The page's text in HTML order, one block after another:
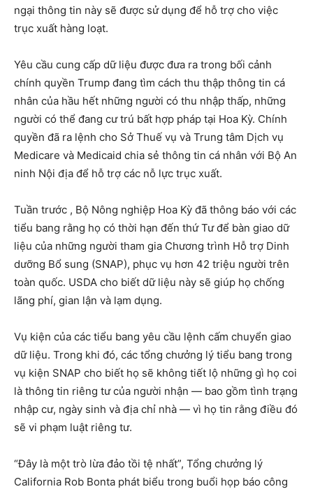
ngại thông tin này sẽ được sử dụng để hỗ trợ cho việc
trục xuất hàng loạt.
Yêu cầu cung cấp dữ liệu được đưa ra trong bối cảnh
chính quyền Trump đang tìm cách thu thập thông tin cá
nhân của hầu hết những người có thu nhập thấp, những
người có thể đang cư trú bất hợp pháp tại Hoa Kỳ. Chính
quyền đã ra lệnh cho Sở Thuế vụ và Trung tâm Dịch vụ
Medicare và Medicaid chia sẻ thông tin cá nhân với Bộ An
ninh Nội địa để hỗ trợ các nỗ lực trục xuất.
Tuần trước , Bộ Nông nghiệp Hoa Kỳ đã thông báo với các
tiểu bang rằng họ có thời hạn đến thứ Tư để bàn giao dữ
liệu của những người tham gia Chương trình Hỗ trợ Dinh
dưỡng Bổ sung (SNAP), phục vụ hơn 42 triệu người trên
toàn quốc. USDA cho biết dữ liệu này sẽ giúp họ chống
lãng phí, gian lận và lạm dụng.
Vụ kiện của các tiểu bang yêu cầu lệnh cấm chuyển giao
dữ liệu. Trong khi đó, các tổng chưởng lý tiểu bang trong
vụ kiện SNAP cho biết họ sẽ không tiết lộ những gì họ coi
là thông tin riêng tư của người nhận — bao gồm tình trạng
nhập cư, ngày sinh và địa chỉ nhà — vì họ tin rằng điều đó
sẽ vi phạm luật riêng tư.
“Đây là một trò lừa đảo tồi tệ nhất”, Tổng chưởng lý
California Rob Bonta phát biểu trong buổi họp báo công